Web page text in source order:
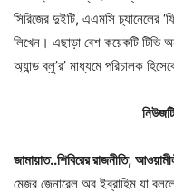
সিরিজের দুইটি, এএমসি চ্যানেলের
লিখেন। এছাড়া বেশ কয়েকটি টিভি
অ্যান্ড ব্লু’র’ মাধ্যমে পরিচালক
জামায়াত..শিবিরেররাজনীতি,
মেজর জেনারেল অব ইব্রাহিম যা